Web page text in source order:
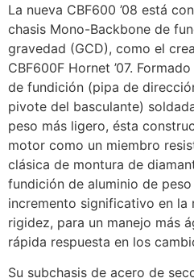
La nueva CBF600 ’08 está
chasis Mono-Backbone de
gravedad (GCD), como el
CBF600F Hornet ’07.
de fundición (pipa de
pivote del basculante)
peso más ligero, ésta
motor como un miembro
clásica de montura de
fundición de aluminio de
incremento significativo en la
rigidez, para un manejo más
rápida respuesta en los
Su subchasis de acero de